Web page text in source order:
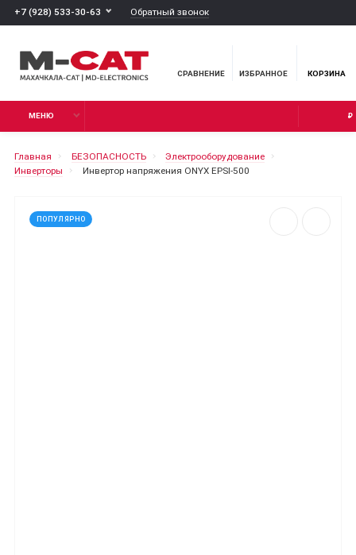
+7 (928) 533-30-63 Обратный звонок
СРАВНЕНИЕ ИЗБРАННОЕ КОРЗИНА
МЕНЮ ₽
Главная БЕЗОПАСНОСТЬ
Электрооборудование
Инверторы
Инвертор напряжения ONYX EPSI-500
ПОПУЛЯРНО